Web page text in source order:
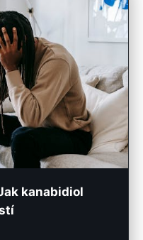
kanabidiol